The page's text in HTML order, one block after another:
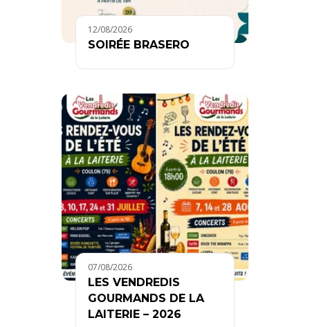
12/08/2026
SOIRÉE BRASERO
07/08/2026
LES VENDREDIS
GOURMANDS DE LA
LAITERIE – 2026